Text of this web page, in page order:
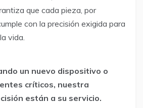
que cada pieza, por
con la precisión exigida para
vida.
un nuevo dispositivo o
críticos, nuestra
están a su servicio.